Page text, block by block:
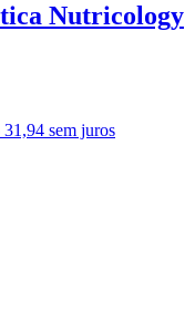
Nutricology
31,94 sem juros